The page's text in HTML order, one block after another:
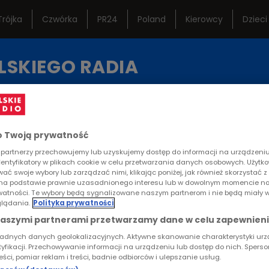
Czwórka PR24 Poland Kierowcy Dzieci
Polskiego Radia
Teatr Polskiego Radia
RADIA
z reportażem"
ostatnie spotkanie z publicznością z okazji
uświetniła swoim występem Tamara
Twoją prywatność
partnerzy przechowujemy lub uzyskujemy dostęp do informacji na
w plikach cookie w celu przetwarzania danych osobowych.
swoje wybory lub zarządzać nimi, klikając poniżej, jak również skorzystać
podstawie prawnie uzasadnionego interesu lub w dowolnym momencie
Te wybory będą sygnalizowane naszym partnerom i nie będą miały
Polityka prywatności
partnerami przetwarzamy dane w celu
danych geolokalizacyjnych. Aktywne skanowanie charakterystyki
Przechowywanie informacji na urządzeniu lub dostęp do nich.
pomiar reklam i treści, badnie odbiorców i ulepszanie usług.